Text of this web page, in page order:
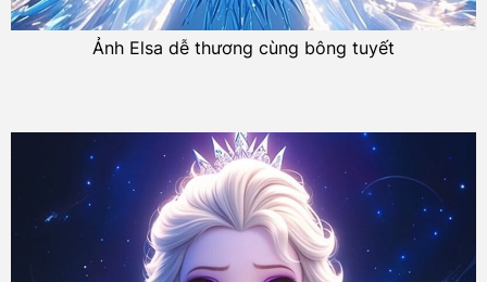
Ảnh Elsa dễ thương cùng bông tuyết